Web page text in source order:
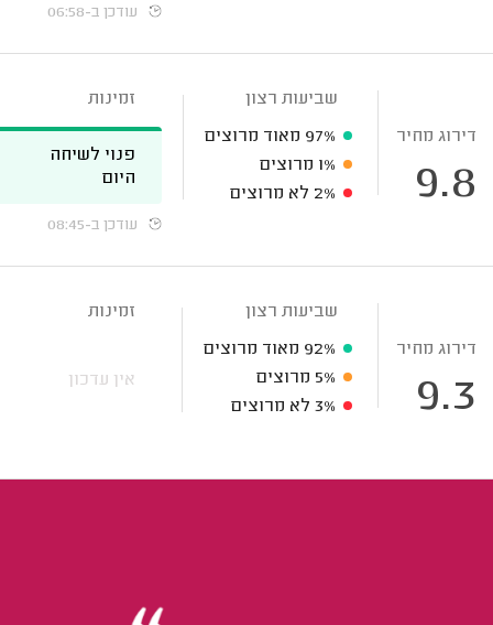
עודכן ב-06:58
דירוג מחיר
9.8
שביעות רצון
97% מאוד מרוצים
1% מרוצים
2% לא מרוצים
זמינות
פנוי לשיחה
היום
עודכן ב-08:45
דירוג מחיר
9.3
שביעות רצון
92% מאוד מרוצים
5% מרוצים
3% לא מרוצים
זמינות
אין עדכון